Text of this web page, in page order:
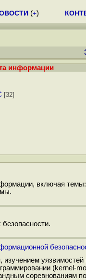
(+)
информации
[32]
включая темы:
(kernel-
соревнованиям